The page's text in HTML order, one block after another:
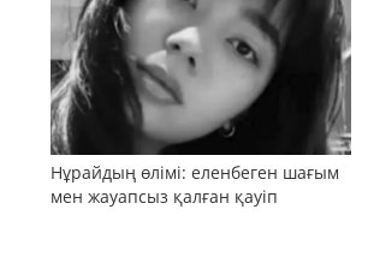
Нұрайдың өлімі: еленбеген шағым
мен жауапсыз қалған қауіп